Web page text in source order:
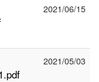
2021/06/15
2021/05/03